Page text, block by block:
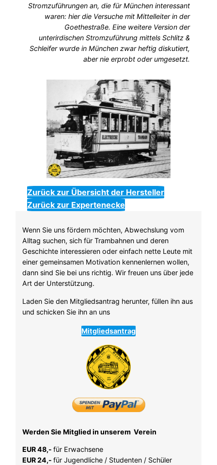
Stromzuführungen an, die für München interessant
waren: hier die Versuche mit Mittelleiter in der
Goethestraße. Eine weitere Version der
unterirdischen Stromzuführung mittels Schlitz &
Schleifer wurde in München zwar heftig diskutiert,
aber nie erprobt oder umgesetzt.
Zurück zur Übersicht der Hersteller
Zurück zur Expertenecke
Wenn Sie uns fördern möchten, Abwechslung vom
Alltag suchen, sich für Trambahnen und deren
Geschichte interessieren oder einfach nette Leute mit
einer gemeinsamen Motivation kennenlernen wollen,
dann sind Sie bei uns richtig. Wir freuen uns über jede
Art der Unterstützung.
Laden Sie den Mitgliedsantrag herunter, füllen ihn aus
und schicken Sie ihn an uns
Mitgliedsantrag
Werden Sie Mitglied in unserem Verein
EUR 48,- für Erwachsene
EUR 24,- für Jugendliche / Studenten / Schüler